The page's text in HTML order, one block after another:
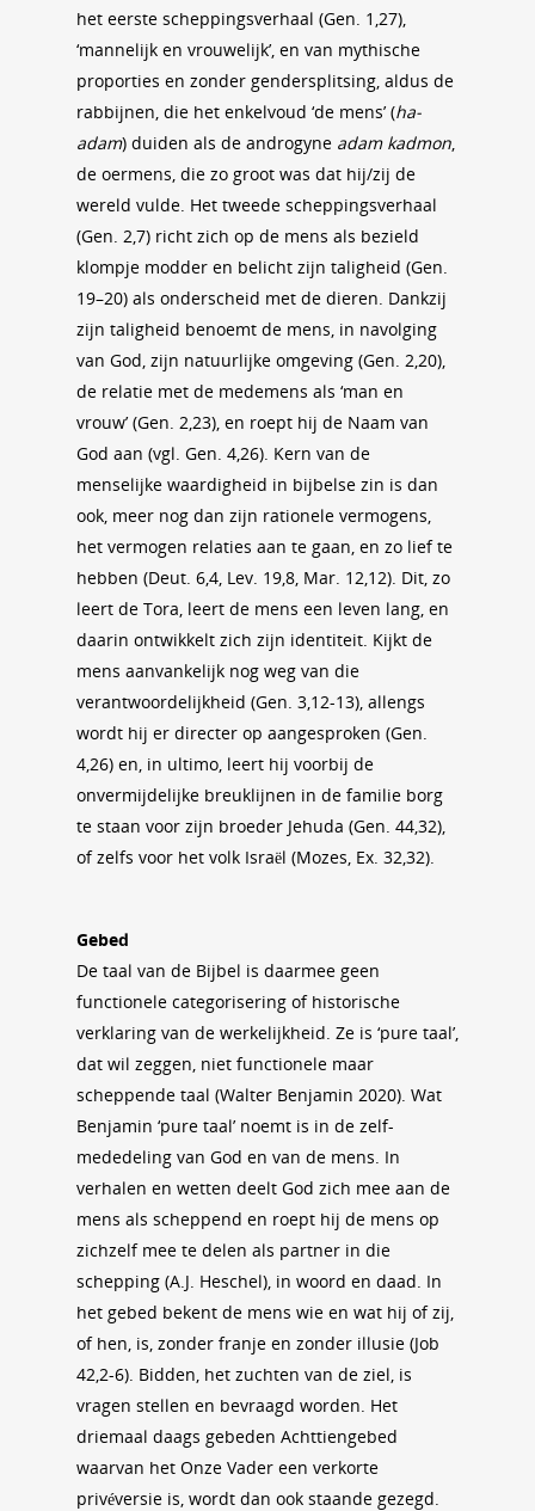
het eerste scheppingsverhaal (Gen. 1,27),
‘mannelijk en vrouwelijk’, en van mythische
proporties en zonder gendersplitsing, aldus de
rabbijnen, die het enkelvoud ‘de mens’ (ha-
adam) duiden als de androgyne adam kadmon,
de oermens, die zo groot was dat hij/zij de
wereld vulde. Het tweede scheppingsverhaal
(Gen. 2,7) richt zich op de mens als bezield
klompje modder en belicht zijn taligheid (Gen.
19–20) als onderscheid met de dieren. Dankzij
zijn taligheid benoemt de mens, in navolging
van God, zijn natuurlijke omgeving (Gen. 2,20),
de relatie met de medemens als ‘man en
vrouw’ (Gen. 2,23), en roept hij de Naam van
God aan (vgl. Gen. 4,26). Kern van de
menselijke waardigheid in bijbelse zin is dan
ook, meer nog dan zijn rationele vermogens,
het vermogen relaties aan te gaan, en zo lief te
hebben (Deut. 6,4, Lev. 19,8, Mar. 12,12). Dit, zo
leert de Tora, leert de mens een leven lang, en
daarin ontwikkelt zich zijn identiteit. Kijkt de
mens aanvankelijk nog weg van die
verantwoordelijkheid (Gen. 3,12-13), allengs
wordt hij er directer op aangesproken (Gen.
4,26) en, in ultimo, leert hij voorbij de
onvermijdelijke breuklijnen in de familie borg
te staan voor zijn broeder Jehuda (Gen. 44,32),
of zelfs voor het volk Israël (Mozes, Ex. 32,32).
Gebed
De taal van de Bijbel is daarmee geen
functionele categorisering of historische
verklaring van de werkelijkheid. Ze is ‘pure taal’,
dat wil zeggen, niet functionele maar
scheppende taal (Walter Benjamin 2020). Wat
Benjamin ‘pure taal’ noemt is in de zelf-
mededeling van God en van de mens. In
verhalen en wetten deelt God zich mee aan de
mens als scheppend en roept hij de mens op
zichzelf mee te delen als partner in die
schepping (A.J. Heschel), in woord en daad. In
het gebed bekent de mens wie en wat hij of zij,
of hen, is, zonder franje en zonder illusie (Job
42,2-6). Bidden, het zuchten van de ziel, is
vragen stellen en bevraagd worden. Het
driemaal daags gebeden Achttiengebed
waarvan het Onze Vader een verkorte
privéversie is, wordt dan ook staande gezegd.